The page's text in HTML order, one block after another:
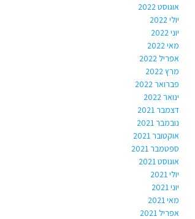
אוגוסט 2022
יולי 2022
יוני 2022
מאי 2022
אפריל 2022
מרץ 2022
פברואר 2022
ינואר 2022
דצמבר 2021
נובמבר 2021
אוקטובר 2021
ספטמבר 2021
אוגוסט 2021
יולי 2021
יוני 2021
מאי 2021
אפריל 2021